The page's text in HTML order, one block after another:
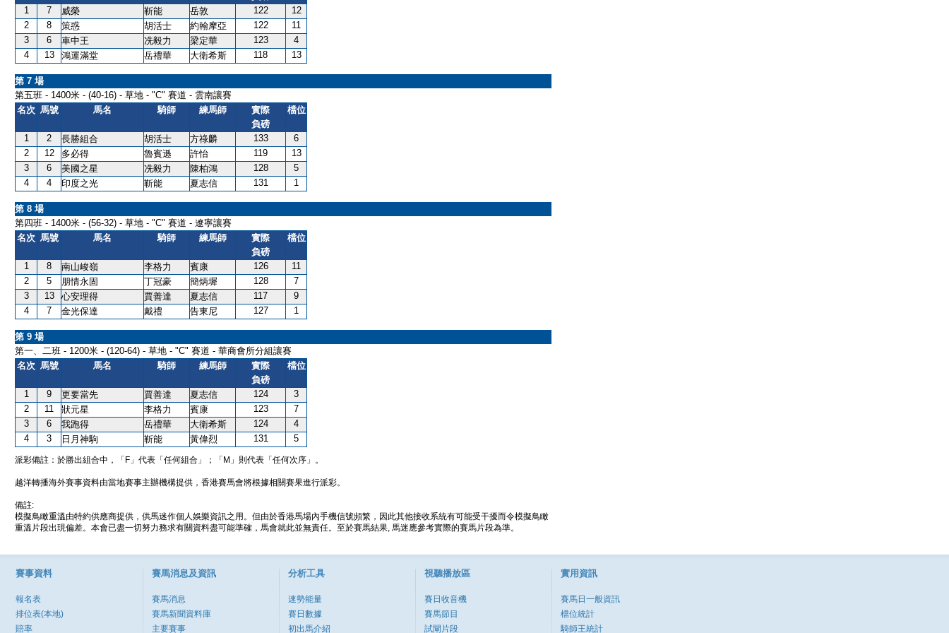
1 7 威榮 靳能 岳敦 122
12
2
8 策惑 胡活士 約翰摩亞 122
11
3
6 車中王 冼毅力 梁定華 123
4
4
13 鴻運滿堂 岳禮華 大衛希斯 118 13
第 7 場
第五班 - 1400米 - (40-16) - 草地 - "C" 賽道 - 雲南讓賽
名次 馬號 馬名 騎師 練馬師
實際
負磅
檔位
1 2 長勝組合 胡活士 方祿麟 133
6
2
12 多必得 魯賓遜 許怡 119
13
3
6 美國之星 冼毅力 陳柏鴻 128
5
4
4 印度之光 靳能 夏志信 131 1
第 8 場
第四班 - 1400米 - (56-32) - 草地 - "C" 賽道 - 遼寧讓賽
名次 馬號 馬名 騎師 練馬師
實際
負磅
檔位
1 8 南山峻嶺 李格力 賓康 126
11
2
5 朋情永固 丁冠豪 簡炳墀 128
7
3
13 心安理得 賈善達 夏志信 117
9
4
7 金光保達 戴禮 告東尼 127 1
第 9 場
第一、二班 - 1200米 - (120-64) - 草地 - "C" 賽道 - 華商會所分組讓賽
名次 馬號 馬名 騎師 練馬師
實際
負磅
檔位
1 9 更要當先 賈善達 夏志信 124
3
2
11 狀元星 李格力 賓康 123
7
3
6 我跑得 岳禮華 大衛希斯 124
4
4
3 日月神駒 靳能 黃偉烈 131 5
派彩備註：於勝出組合中，「F」代表「任何組合」；「M」則代表「任何次序」。
越洋轉播海外賽事資料由當地賽事主辦機構提供，香港賽馬會將根據相關賽果進行派彩。
備註:
模擬鳥瞰重溫由特約供應商提供，供馬迷作個人娛樂資訊之用。但由於香港馬場內手機信號頻繁，因此其他接收系統有可能受干擾而令模擬鳥瞰
重溫片段出現偏差。本會已盡一切努力務求有關資料盡可能準確，馬會就此並無責任。至於賽馬結果, 馬迷應參考實際的賽馬片段為準。
賽事資料
報名表
排位表(本地)
賠率
賽馬消息及資訊
賽馬消息
賽馬新聞資料庫
主要賽事
分析工具
速勢能量
賽日數據
初出馬介紹
視聽播放區
賽日收音機
賽馬節目
試閘片段
實用資訊
賽馬日一般資訊
檔位統計
騎師王統計